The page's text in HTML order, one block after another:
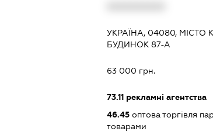
УКРАЇНА, 04080, МІСТО
БУДИНОК 87-А
63 000 грн.
73.11рекламні агентства
46.45оптова торгівля
товарами